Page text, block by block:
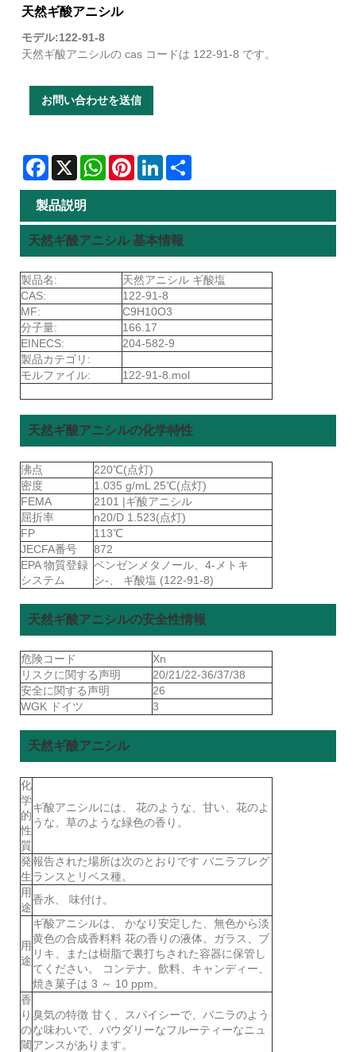
天然ギ酸アニシル
モデル:122-91-8
天然ギ酸アニシルの cas コードは 122-91-8 です。
お問い合わせを送信
Facebook
X WhatsAppPinterestLinkedIn
製品説明
天然ギ酸アニシル 基本情報
製品名:
天然アニシル ギ酸塩
CAS:
122-91-8
MF:
C9H10O3
分子量:
166.17
EINECS:
204-582-9
製品カテゴリ:
モルファイル:
122-91-8.mol
天然ギ酸アニシルの化学特性
沸点
220℃(点灯)
密度
1.035 g/mL 25℃(点灯)
FEMA
2101 |ギ酸アニシル
屈折率
n20/D 1.523(点灯)
FP
113℃
JECFA番号
872
EPA 物質登録
システム
ベンゼンメタノール、4-メトキ
シ-、 ギ酸塩 (122-91-8)
天然ギ酸アニシルの安全性情報
危険コード
Xn
リスクに関する声明
20/21/22-36/37/38
安全に関する声明
26
WGK ドイツ
3
天然ギ酸アニシル
化
学
的
性
質
ギ酸アニシルには、 花のような、甘い、花のよ
うな、草のような緑色の香り。
発
生
報告された場所は次のとおりです バニラフレグ
ランスとリベス種。
用
途
香水、 味付け。
用
途
ギ酸アニシルは、 かなり安定した、無色から淡
黄色の合成香料料 花の香りの液体。ガラス、ブ
リキ、または樹脂で裏打ちされた容器に保管し
てください。 コンテナ。飲料、キャンディー、
焼き菓子は 3 ～ 10 ppm。
香
り
の
閾
臭気の特徴 甘く、スパイシーで、バニラのよう
な味わいで、パウダリーなフルーティーなニュ
アンスがあります。